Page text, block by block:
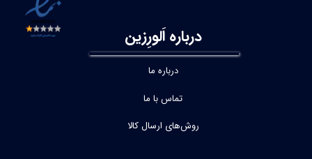
درباره اَلورِزین
درباره ما
تماس با ما
روش‌های ارسال کالا